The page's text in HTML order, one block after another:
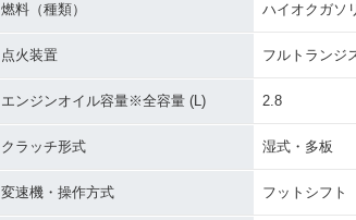
燃料（種類） ハイオクガソ
点火装置 フルトランジ
エンジンオイル容量※全容量 (L) 2.8
クラッチ形式 湿式・多板
変速機・操作方式 フットシフト